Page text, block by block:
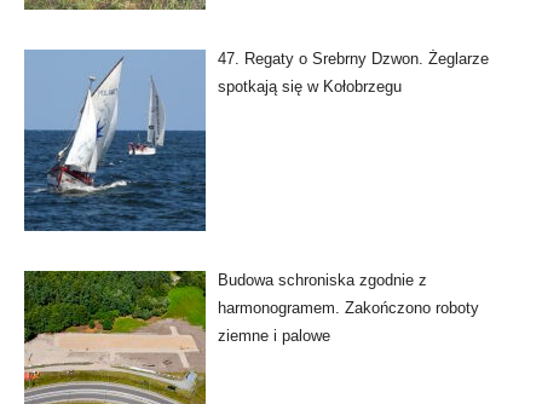
47. Regaty o Srebrny Dzwon. Żeglarze
spotkają się w Kołobrzegu
Budowa schroniska zgodnie z
harmonogramem. Zakończono roboty
ziemne i palowe